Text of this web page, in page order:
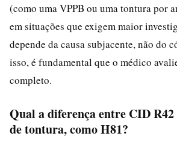
(como uma VPPB ou uma tontura por
em situações que exigem maior
depende da causa subjacente, não do
isso, é fundamental que o médico
completo.
Qual a diferença entre CID R42
de tontura, como H81?